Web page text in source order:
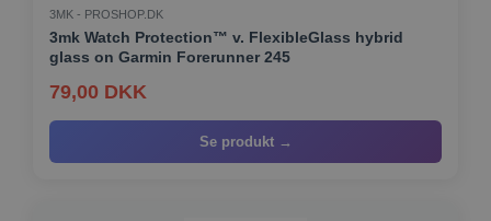
3MK - PROSHOP.DK
3mk Watch Protection™ v. FlexibleGlass hybrid
glass on Garmin Forerunner 245
79,00 DKK
Se produkt →